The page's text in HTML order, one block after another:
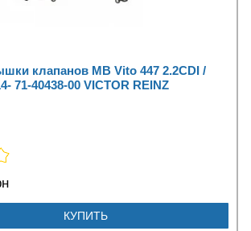
клапанов MB Vito 447 2.2CDI /
71-40438-00 VICTOR REINZ
КУПИТЬ